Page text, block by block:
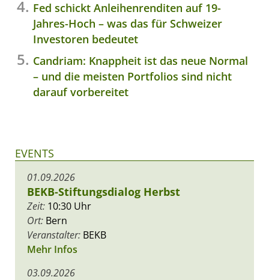
Fed schickt Anleihenrenditen auf 19-
Jahres-Hoch – was das für Schweizer
Investoren bedeutet
Candriam: Knappheit ist das neue Normal
– und die meisten Portfolios sind nicht
darauf vorbereitet
EVENTS
01.09.2026
BEKB-Stiftungsdialog Herbst
Zeit: 10:30 Uhr
Ort: Bern
Veranstalter: BEKB
Mehr Infos
03.09.2026